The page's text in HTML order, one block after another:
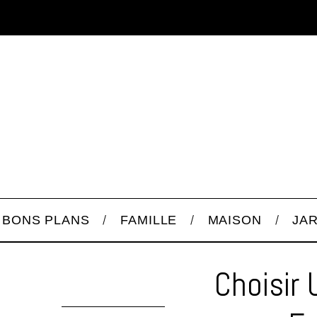
BONS PLANS FAMILLE MAISON
Choisir